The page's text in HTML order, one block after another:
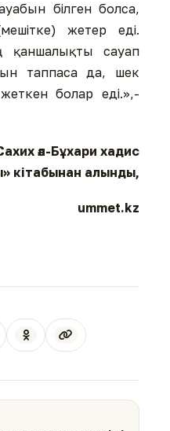
білген болса,
жетер еді.
қаншалықты сауап
таппаса да, шек
болар еді.»,-
әл-Бұхари хадис
кітабынан алынды,
ummet.kz